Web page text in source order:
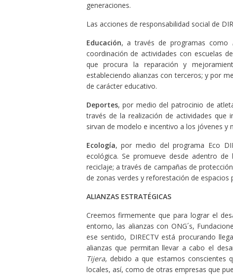
generaciones.
Las acciones de responsabilidad social de
Educación, a través de programas como
coordinación de actividades con escuelas
que procura la reparación y
estableciendo alianzas con terceros; y por
de carácter educativo.
Deportes, por medio del patrocinio de
través de la realización de actividades que
sirvan de modelo e incentivo a los jóvenes y
Ecología, por medio del programa Eco
ecológica. Se promueve desde adentro
reciclaje; a través de campañas de
de zonas verdes y reforestación de espacios
ALIANZAS ESTRATÉGICAS
Creemos firmemente que para lograr el
entorno, las alianzas con ONG´s,
ese sentido, DIRECTV está procurando
alianzas que permitan llevar a cabo el
Tijera, debido a que estamos conscientes
locales, así, como de otras empresas que